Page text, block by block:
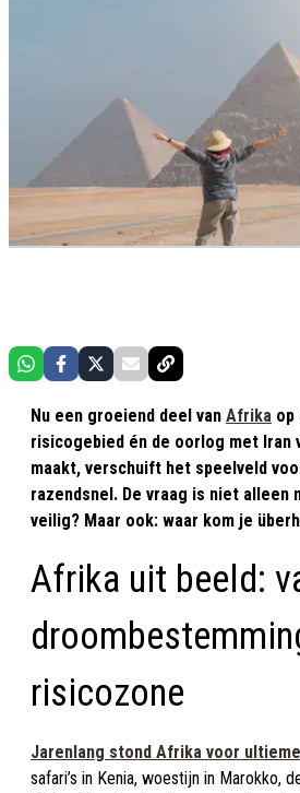
Nu een groeiend deel van Afrika op
risicogebied én de oorlog met Iran
maakt, verschuift het speelveld
razendsnel. De vraag is niet alleen
veilig? Maar ook: waar kom je
Afrika uit beeld:
risicozone
Jarenlang stond Afrika voor
safari’s in Kenia, woestijn in Marokko,